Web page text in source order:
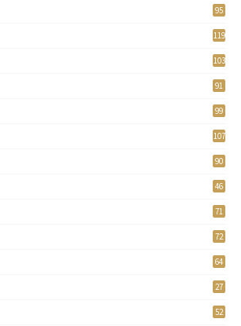
95
119
103
91
99
107
90
46
71
72
64
27
52